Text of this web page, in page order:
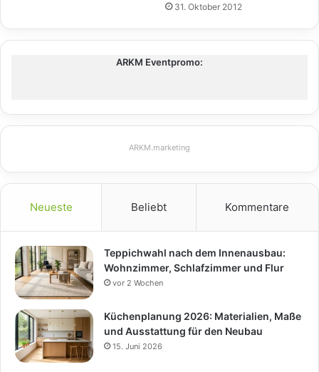
31. Oktober 2012
ARKM Eventpromo:
ARKM.marketing
Neueste Beliebt Kommentare
Teppichwahl nach dem Innenausbau:
Wohnzimmer, Schlafzimmer und Flur
vor 2 Wochen
Küchenplanung 2026: Materialien, Maße
und Ausstattung für den Neubau
15. Juni 2026